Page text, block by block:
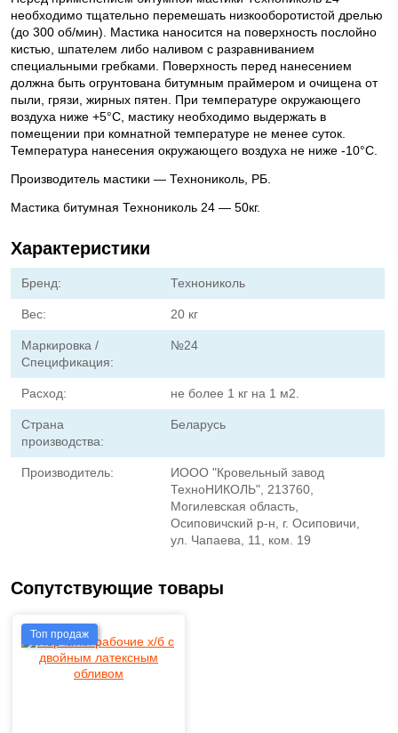
необходимо тщательно перемешать низкооборотистой дрелью
(до 300 об/мин). Мастика наносится на поверхность послойно
кистью, шпателем либо наливом с разравниванием
специальными гребками. Поверхность перед нанесением
должна быть огрунтована битумным праймером и очищена от
пыли, грязи, жирных пятен. При температуре окружающего
воздуха ниже +5°С, мастику необходимо выдержать в
помещении при комнатной температуре не менее суток.
Температура нанесения окружающего воздуха не ниже -10°С.
Производитель мастики — Технониколь, РБ.
Мастика битумная Технониколь 24 — 50кг.
Характеристики
Бренд: Технониколь
Вес: 20 кг
Маркировка /
Спецификация:
№24
Расход: не более 1 кг на 1 м2.
Страна
производства:
Беларусь
Производитель:
ИООО "Кровельный завод
ТехноНИКОЛЬ", 213760,
Могилевская область,
Осиповичский р-н, г. Осиповичи,
ул. Чапаева, 11, ком. 19
Сопутствующие товары
Топ продаж